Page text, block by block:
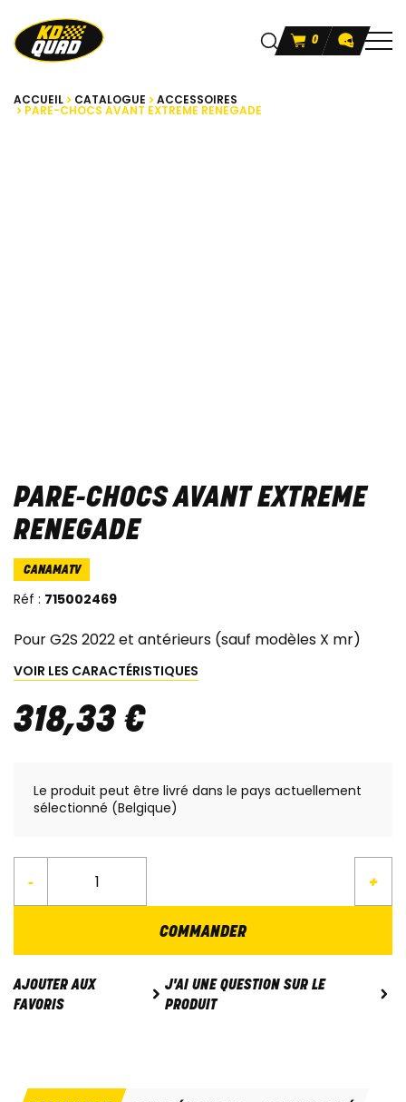
0
ACCUEIL CATALOGUE ACCESSOIRES
PARE-CHOCS AVANT EXTREME RENEGADE
PARE-CHOCS AVANT EXTREME
RENEGADE
CANAMATV
Réf : 715002469
Pour G2S 2022 et antérieurs (sauf modèles X mr)
VOIR LES CARACTÉRISTIQUES
318,33 €
Le produit peut être livré dans le pays actuellement
sélectionné (Belgique)
- +
COMMANDER
AJOUTER AUX
FAVORIS
J'AI UNE QUESTION SUR LE
PRODUIT